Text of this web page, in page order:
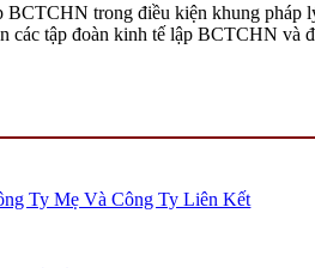
trong điều kiện khung
các tập đoàn kinh tế lập BCTCHN
Ty Mẹ Và Công Ty Liên Kết